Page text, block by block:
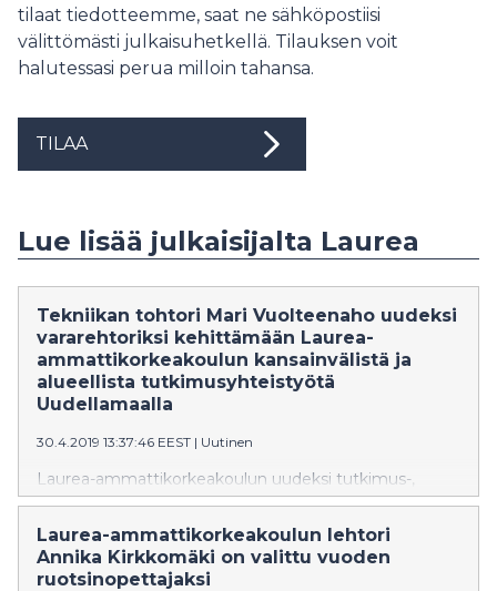
tilaat tiedotteemme, saat ne sähköpostiisi
välittömästi julkaisuhetkellä. Tilauksen voit
halutessasi perua milloin tahansa.
TILAA
Lue lisää julkaisijalta Laurea
Tekniikan tohtori Mari Vuolteenaho uudeksi
vararehtoriksi kehittämään Laurea-
ammattikorkeakoulun kansainvälistä ja
alueellista tutkimusyhteistyötä
Uudellamaalla
30.4.2019 13:37:46 EEST | Uutinen
Laurea-ammattikorkeakoulun uudeksi tutkimus-,
kehittämis- ja innovaatio- sekä liiketoiminnasta
vastaavaksi vararehtoriksi tekniikan tohtori Mari
Vuolteenaho
Laurea-ammattikorkeakoulun lehtori
Annika Kirkkomäki on valittu vuoden
ruotsinopettajaksi